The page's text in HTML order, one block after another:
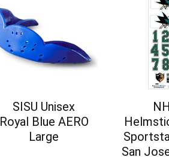
SISU Unisex
Royal Blue AERO
Large
San